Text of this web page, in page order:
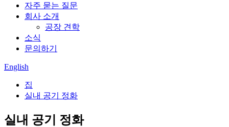
자주 묻는 질문
회사 소개
공장 견학
소식
문의하기
English
집
실내 공기 정화
실내 공기 정화